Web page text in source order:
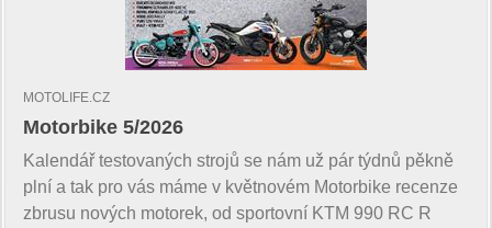
MOTOLIFE.CZ
Motorbike 5/2026
Kalendář testovaných strojů se nám už pár týdnů pěkně
plní a tak pro vás máme v květnovém Motorbike recenze
zbrusu nových motorek, od sportovní KTM 990 RC R